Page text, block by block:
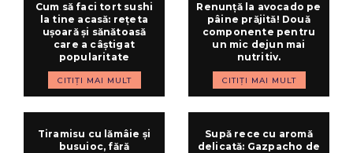
Cum să faci tort sushi
la tine acasă: rețeta
ușoară și sănătoasă
care a câștigat
popularitate
CITIȚI MAI MULT
Renunță la avocado pe
pâine prăjită! Două
componente pentru
un mic dejun mai
nutritiv.
CITIȚI MAI MULT
Tiramisu cu lămâie și
busuioc, fără
Supă rece cu aromă
delicată: Gazpacho de